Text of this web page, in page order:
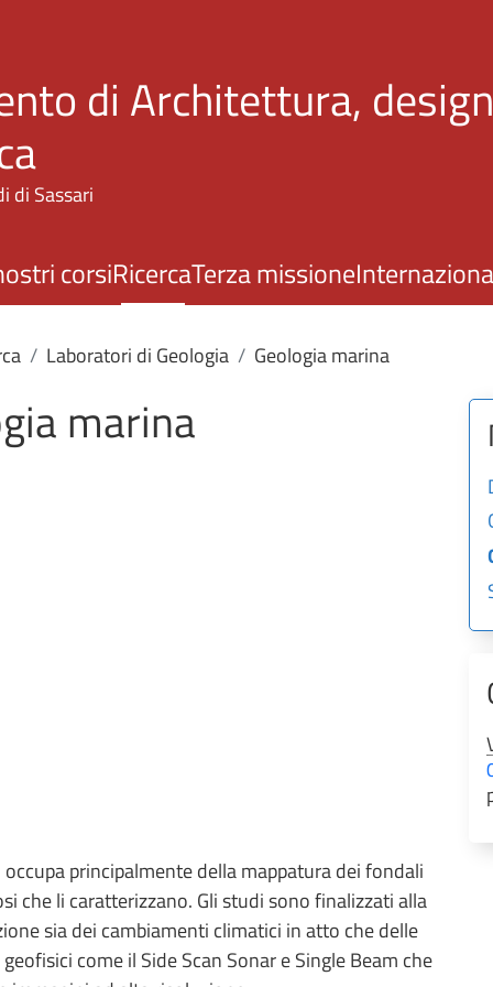
di Architettura,
di Sassari
corsiRicercaTerza missione
Laboratori di Geologia Geologia marina
marina
principalmente della mappatura dei fondali
che li caratterizzano. Gli studi sono finalizzati alla
sia dei cambiamenti climatici in atto che delle
come il Side Scan Sonar e Single Beam che